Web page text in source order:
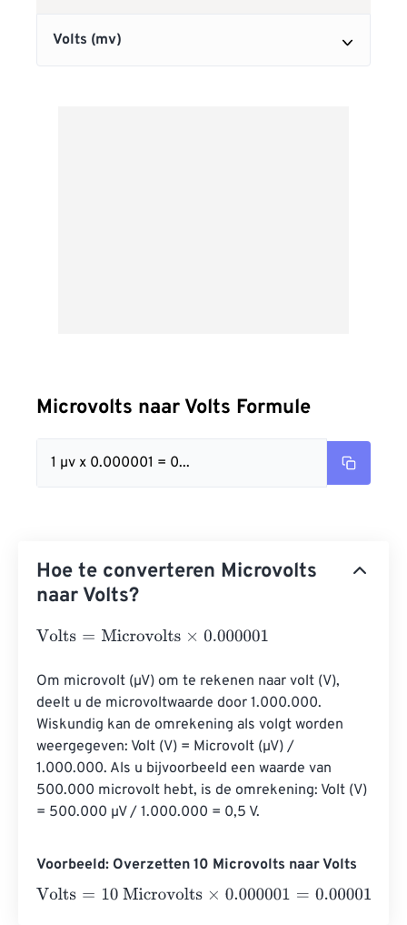
Microvolts naar Volts Formule
1 µv x 0.000001 = 0...
Hoe te converteren Microvolts
naar Volts?
Volts= Microvolts×0.000001
Om microvolt (µV) om te rekenen naar volt (V),
deelt u de microvoltwaarde door 1.000.000.
Wiskundig kan de omrekening als volgt worden
weergegeven: Volt (V) = Microvolt (µV) /
1.000.000. Als u bijvoorbeeld een waarde van
500.000 microvolt hebt, is de omrekening: Volt (V)
= 500.000 µV / 1.000.000 = 0,5 V.
Voorbeeld: Overzetten 10 Microvolts naar Volts
Volts= 10 Microvolts×0.000001=0.00001 Volts